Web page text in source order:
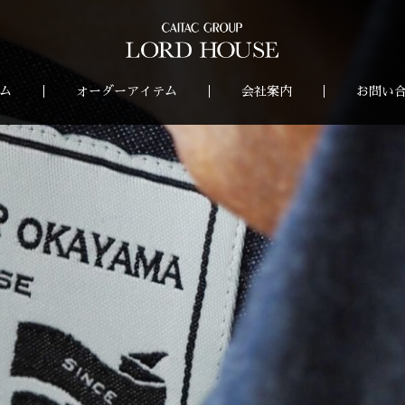
オーダーアイテム 会社案内 お問い